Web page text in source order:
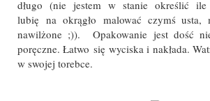
długo (nie jestem w stanie określić ile
lubię na okrągło malować czymś usta,
nawilżone ;)). Opakowanie jest dość
poręczne. Łatwo się wyciska i nakłada.
w swojej torebce.